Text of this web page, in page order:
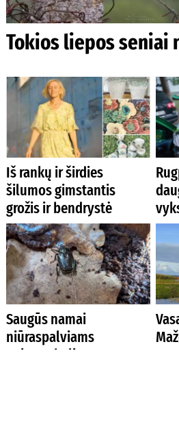
Tokios liepos seniai
Iš rankų ir širdies
šilumos gimstantis
grožis ir bendrystė
Saugūs namai
niūraspalviams
auksavabaliams